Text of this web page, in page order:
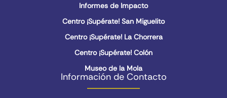
Informes de Impacto
Centro ¡Supérate! San Miguelito
Centro ¡Supérate! La Chorrera
Centro ¡Supérate! Colón
Museo de la Mola
Información de Contacto